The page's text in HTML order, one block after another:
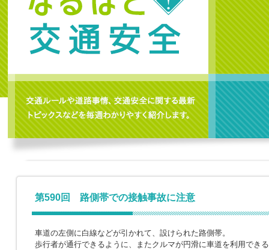
第590回 路側帯での接触事故に注意
車道の左側に白線などが引かれて、設けられた路側帯。
歩行者が通行できるように、またクルマが円滑に車道を利用でき